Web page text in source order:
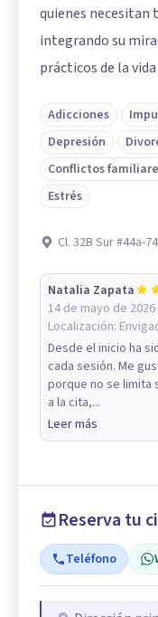
quienes necesitan
integrando su
prácticos de la
Adicciones
Depresión
Conflictos
Estrés
Cl. 32B Sur #44a-
Natalia Zapata
14 de mayo de 2026
Localización:
Desde el inicio ha
cada sesión. Me
porque no se limita
a la cita,...
Leer más
Reserva tu
Teléfono